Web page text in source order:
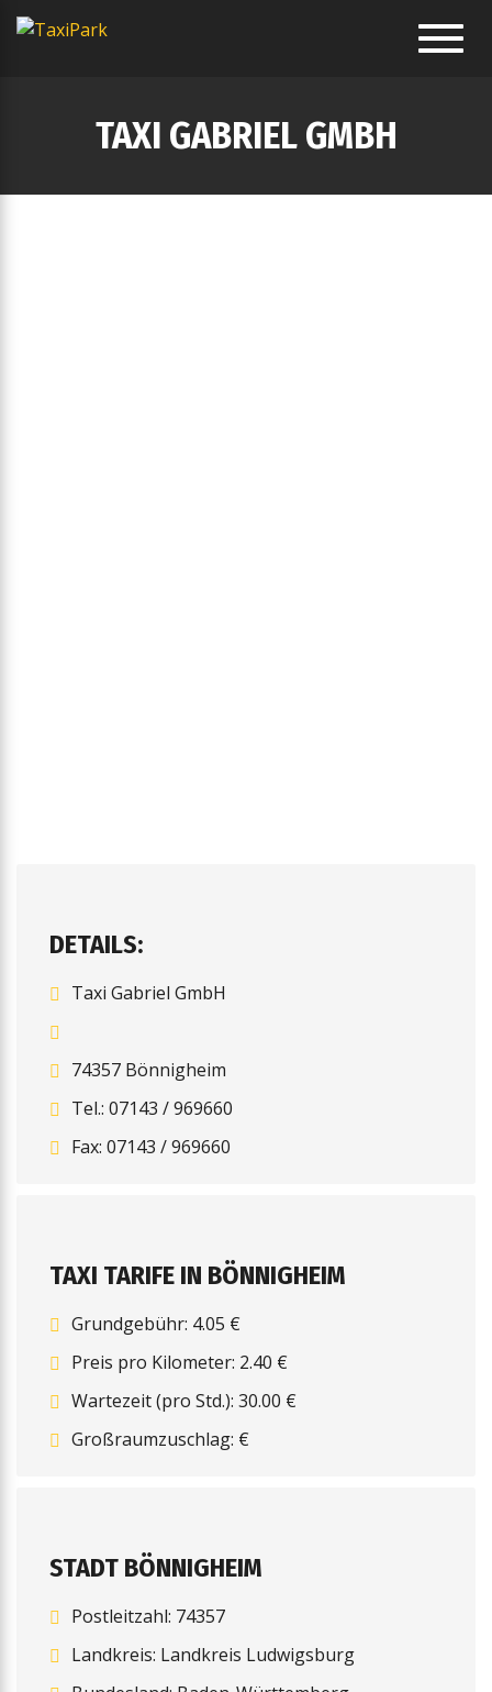
TAXI GABRIEL GMBH
DETAILS:
Taxi Gabriel GmbH
74357 Bönnigheim
Tel.: 07143 / 969660
Fax: 07143 / 969660
TAXI TARIFE IN BÖNNIGHEIM
Grundgebühr: 4.05 €
Preis pro Kilometer: 2.40 €
Wartezeit (pro Std.): 30.00 €
Großraumzuschlag: €
STADT BÖNNIGHEIM
Postleitzahl: 74357
Landkreis: Landkreis Ludwigsburg